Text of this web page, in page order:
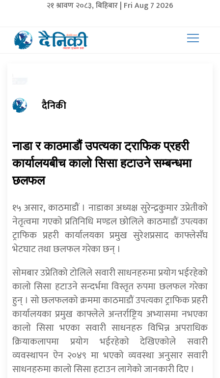
२१ श्रावण २०८३, बिहिबार | Fri Aug 7 2026
दैनिकी
नाडा र काठमाडौं उपत्यका ट्राफिक प्रहरी
कार्यालयबीच कालो सिसा हटाउने सम्बन्धमा
छलफल
१५ असार, काठमाडौं । नाडाका अध्यक्ष सुरेन्द्रकुमार उप्रेतीको
नेतृत्वमा गएको प्रतिनिधि मण्डल छोलिले काठमाडौं उपत्यका
ट्राफिक प्रहरी कार्यालयका प्रमुख सुरेशप्रसाद काफ्लेसँघ
भेटघाट तथा छलफल गरेका छन् ।
सोमबार उप्रेतिको टोलिले सवारी साधनहरुमा प्रयोग भईरहेको
कालो सिसा हटाउने सन्दर्भमा विस्तृत रुपमा छलफल गरेका
हुन् । सो छलफलको क्रममा काठमाडौं उपत्यका ट्राफिक प्रहरी
कार्यालयका प्रमुख काफ्लेले अन्तर्राष्ट्रिय अभ्यासमा नभएका
कालो सिसा भएका सवारी साधनहरु विभिन्न अपराधिक
क्रियाकलापमा प्रयोग भईरहेको देखिएकोले सवारी
व्यवस्थापन ऐन २०४९ मा भएको व्यवस्था अनुसार सवारी
साधनहरुमा कालो सिसा हटाउन लागेको जानकारी दिए ।